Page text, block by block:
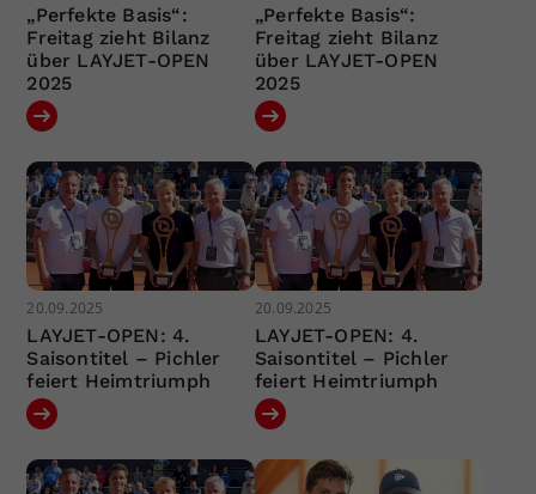
„Perfekte Basis“:
Freitag zieht Bilanz
über LAYJET-OPEN
2025
„Perfekte Basis“:
Freitag zieht Bilanz
über LAYJET-OPEN
2025
20.09.2025
LAYJET-OPEN: 4.
Saisontitel – Pichler
feiert Heimtriumph
20.09.2025
LAYJET-OPEN: 4.
Saisontitel – Pichler
feiert Heimtriumph